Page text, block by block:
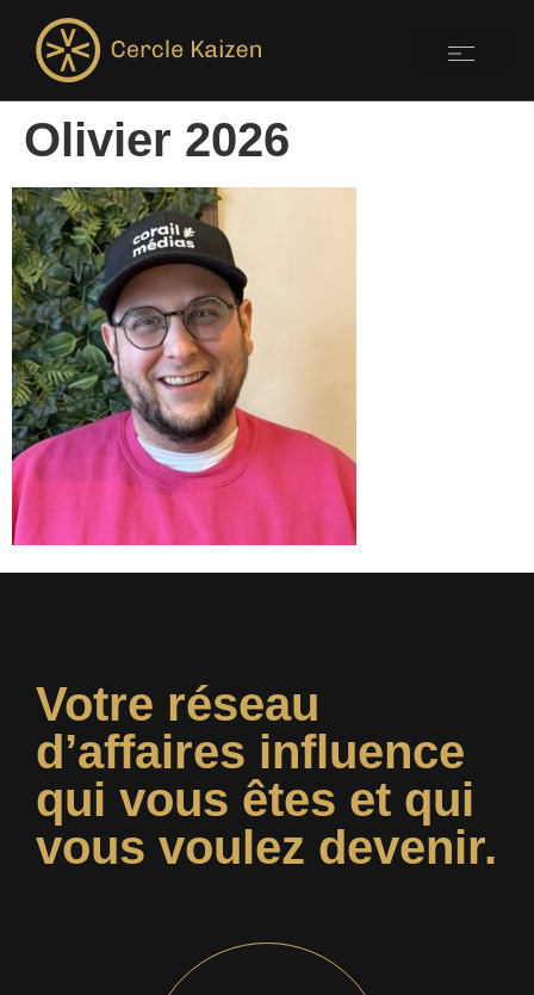
Olivier 2026
Votre réseau
d’affaires influence
qui vous êtes et qui
vous voulez devenir.